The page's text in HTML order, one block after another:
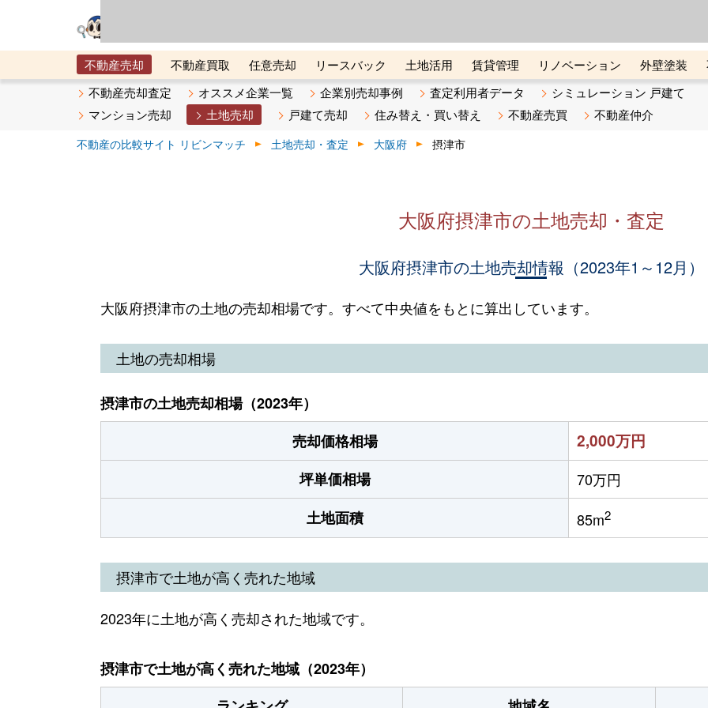
不動産売却 不動産買取 任意売却 リースバック 土地活用 賃貸管理 リノベーション 外壁塗装
メタ住宅展示場
ベスト不動産カンパニー オンライン講座 リビンマガジンBiz 不動産売却ご相談デスク
不動産売却査定 オススメ企業一覧 企業別売却事例 査定利用者データ
シミュレーション 戸建て
マンション売却
土地売却 戸建て売却 住み替え・買い替え 不動産売買 不動産仲介
不動産の比較サイト リビンマッチ 土地売却・査定 大阪府 摂津市
大阪府摂津市の土地売却・査定
大阪府摂津市の土地売却情報（2023年1～12月）
大阪府摂津市の土地の売却相場です。すべて中央値をもとに算出しています。
土地の売却相場
摂津市の土地売却相場（2023年）
売却価格相場
2,000万円
坪単価相場
70万円
土地面積
85m2
摂津市で土地が高く売れた地域
2023年に土地が高く売却された地域です。
摂津市で土地が高く売れた地域（2023年）